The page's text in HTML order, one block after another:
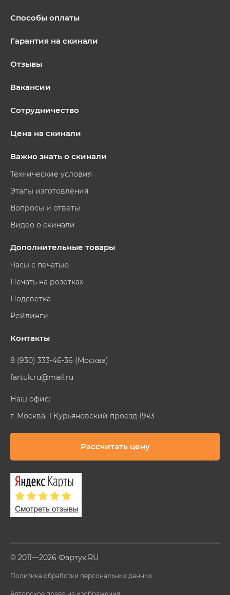
Способы оплаты
Гарантия на скинали
Отзывы
Вакансии
Сотрудничество
Цена на скинали
Важно знать о скинали
Технические условия
Этапы изготовления
Вопросы и ответы
Видео о скинали
Дополнительные товары
Часы с печатью
Печать на розетках
Подсветка
Рейлинги
Контакты
8 (930) 333-46-36 (Москва)
fartuk.ru@mail.ru
Наш офис:
г. Москва, 1 Курьяновский проезд 19к3
Рассчитать цену
© 2011—2026 Фартук.RU
Политика обработки персональных данных